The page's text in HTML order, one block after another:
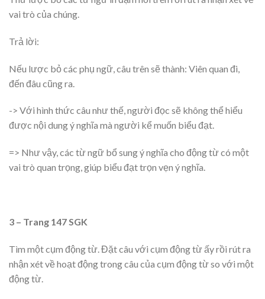
vai trò của chúng.
Trả lời:
Nếu lược bỏ các phụ ngữ, câu trên sẽ thành: Viên quan đi,
đến đâu cũng ra.
-> Với hình thức câu như thế, người đọc sẽ không thể hiểu
được nội dung ý nghĩa mà người kể muốn biểu đạt.
=> Như vậy, các từ ngữ bổ sung ý nghĩa cho động từ có một
vai trò quan trọng, giúp biểu đạt trọn vẹn ý nghĩa.
3 – Trang 147 SGK
Tìm một cụm động từ. Đặt câu với cụm động từ ấy rồi rút ra
nhận xét về hoạt động trong câu của cụm động từ so với một
động từ.